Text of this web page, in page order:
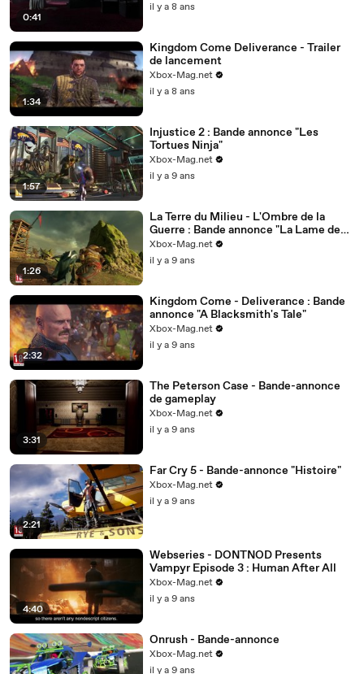
0:41
il y a 8 ans
1:34
Kingdom Come Deliverance - Trailer
de lancement
Xbox-Mag.net
il y a 8 ans
1:57
Injustice 2 : Bande annonce "Les
Tortues Ninja"
Xbox-Mag.net
il y a 9 ans
1:26
La Terre du Milieu - L'Ombre de la
Guerre : Bande annonce "La Lame de
Galadriel"
Xbox-Mag.net
il y a 9 ans
2:32
Kingdom Come - Deliverance : Bande
annonce "A Blacksmith's Tale"
Xbox-Mag.net
il y a 9 ans
3:31
The Peterson Case - Bande-annonce
de gameplay
Xbox-Mag.net
il y a 9 ans
2:21
Far Cry 5 - Bande-annonce "Histoire"
Xbox-Mag.net
il y a 9 ans
4:40
Webseries - DONTNOD Presents
Vampyr Episode 3 : Human After All
Xbox-Mag.net
il y a 9 ans
Onrush - Bande-annonce
Xbox-Mag.net
il y a 9 ans